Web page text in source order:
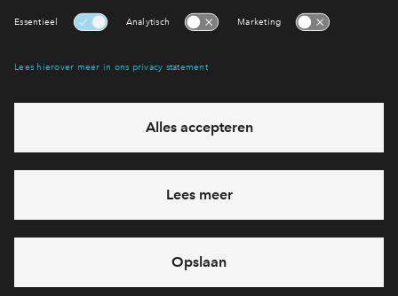
Interesse? Meld je dan snel aan
Hiermee blijf je op de hoogte van het belangrijkste nieuws en
Ja, ik wil mij aanmelden
Heb je een vraag en wil je direct antwoord? Bel ons op
712 26 80
feestdagen)